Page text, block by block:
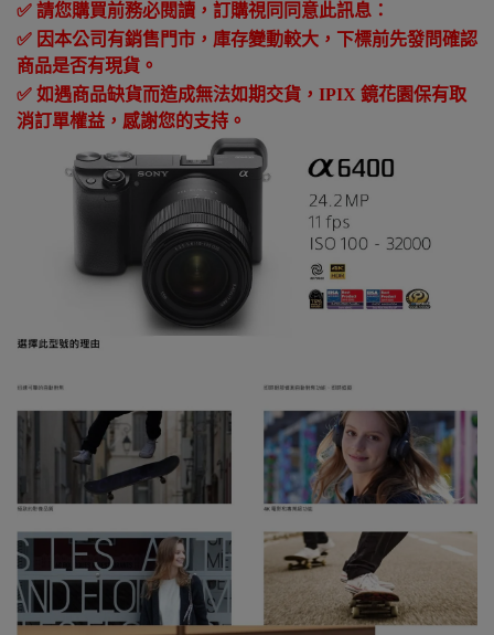
✅ 請您購買前務必閱讀，訂購視同同意此訊息：
✅ 因本公司有銷售門市，庫存變動較大，下標前先發問確認
商品是否有現貨。
✅ 如遇商品缺貨而造成無法如期交貨， IPIX 鏡花園保有取
消訂單權益，感謝您的支持。